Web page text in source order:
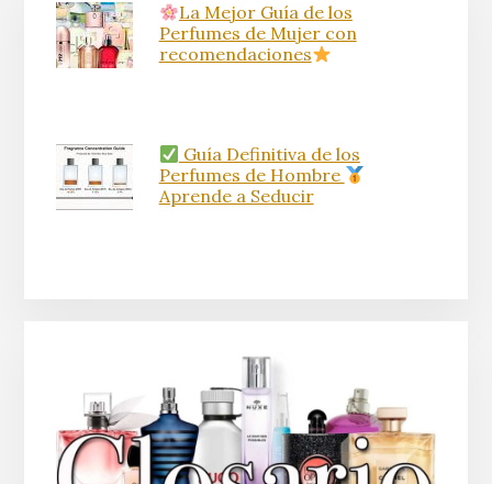
La Mejor Guía de los
Perfumes de Mujer con
recomendaciones
Guía Definitiva de los
Perfumes de Hombre
Aprende a Seducir